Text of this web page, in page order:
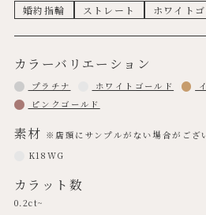
婚約指輪 ストレート ホワイト
カラーバリエーション
プラチナ ホワイトゴールド
ピンクゴールド
素材 ※店頭にサンプルがない場合がござ
K18WG
カラット数
0.2ct~